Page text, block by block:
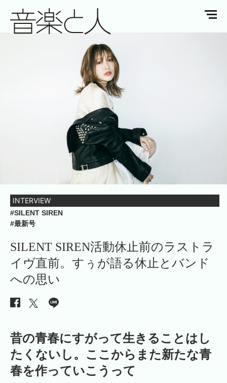
INTERVIEW
#SILENT SIREN
#最新号
SILENT SIREN活動休止前のラストラ
イヴ直前。すぅが語る休止とバンド
への思い
昔の青春にすがって生きることはし
たくないし。ここからまた新たな青
春を作っていこうって